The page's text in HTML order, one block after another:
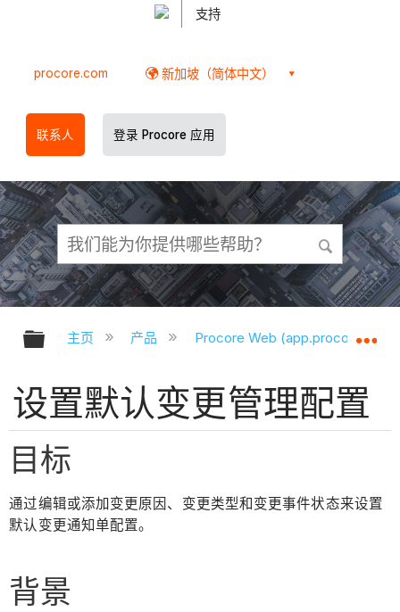
支持
procore.com 新加坡（简体中文）
联系人 登录 Procore 应用
扩展/隐缩全局层次
主页 产品 Procore Web
设置默认变更管理配置
目标
通过编辑或添加变更原因、变更类型和变更事件状态来设置
默认变更通知单配置。
背景